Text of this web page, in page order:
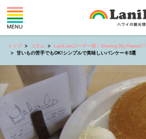
トップ コラム
LaniLaniユーザー発！Sharing My Hawaii♡
甘いもの苦手でもOK!シンプルで美味しいパンケーキ3選